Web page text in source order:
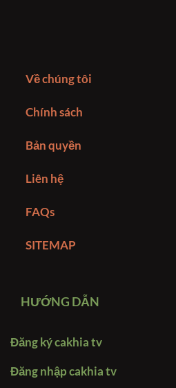
Về chúng tôi
Chính sách
Bản quyền
Liên hệ
FAQs
SITEMAP
HƯỚNG DẪN
Đăng ký cakhia tv
Đăng nhập cakhia tv